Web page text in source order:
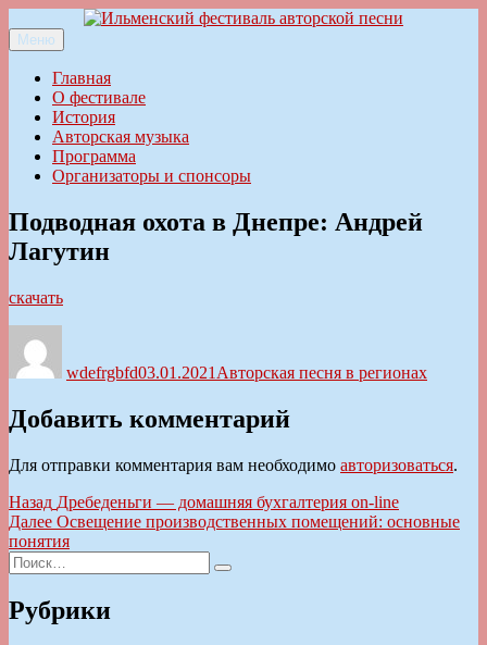
к
содержимому
Ильменский фестиваль авторской песни
Меню
Главная
О фестивале
История
Авторская музыка
Программа
Организаторы и спонсоры
Подводная охота в Днепре: Андрей
Лагутин
скачать
wdefrgbfd03.01.2021 Авторская песня в регионах
Добавить комментарий
Для отправки комментария вам необходимо авторизоваться.
Навигация
по
записям
Назад Предыдущая
запись:
Дребеденьги — домашняя бухгалтерия on-line
Далее Следующая
запись:
Освещение производственных помещений: основные
понятия
Искать:
Поиск
Рубрики